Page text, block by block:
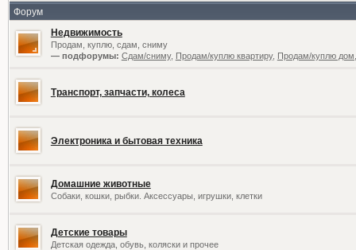
Форум
Недвижимость
Продам, куплю, сдам, сниму
— подфорумы: Сдам/сниму, Продам/куплю квартиру, Продам/куплю
Транспорт, запчасти, колеса
Электроника и бытовая техника
Домашние животные
Собаки, кошки, рыбки. Аксессуары, игрушки, клетки
Детские товары
Детская одежда, обувь, коляски и прочее